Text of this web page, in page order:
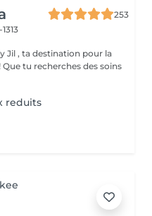
253
Jil , ta destination pour la
reduits